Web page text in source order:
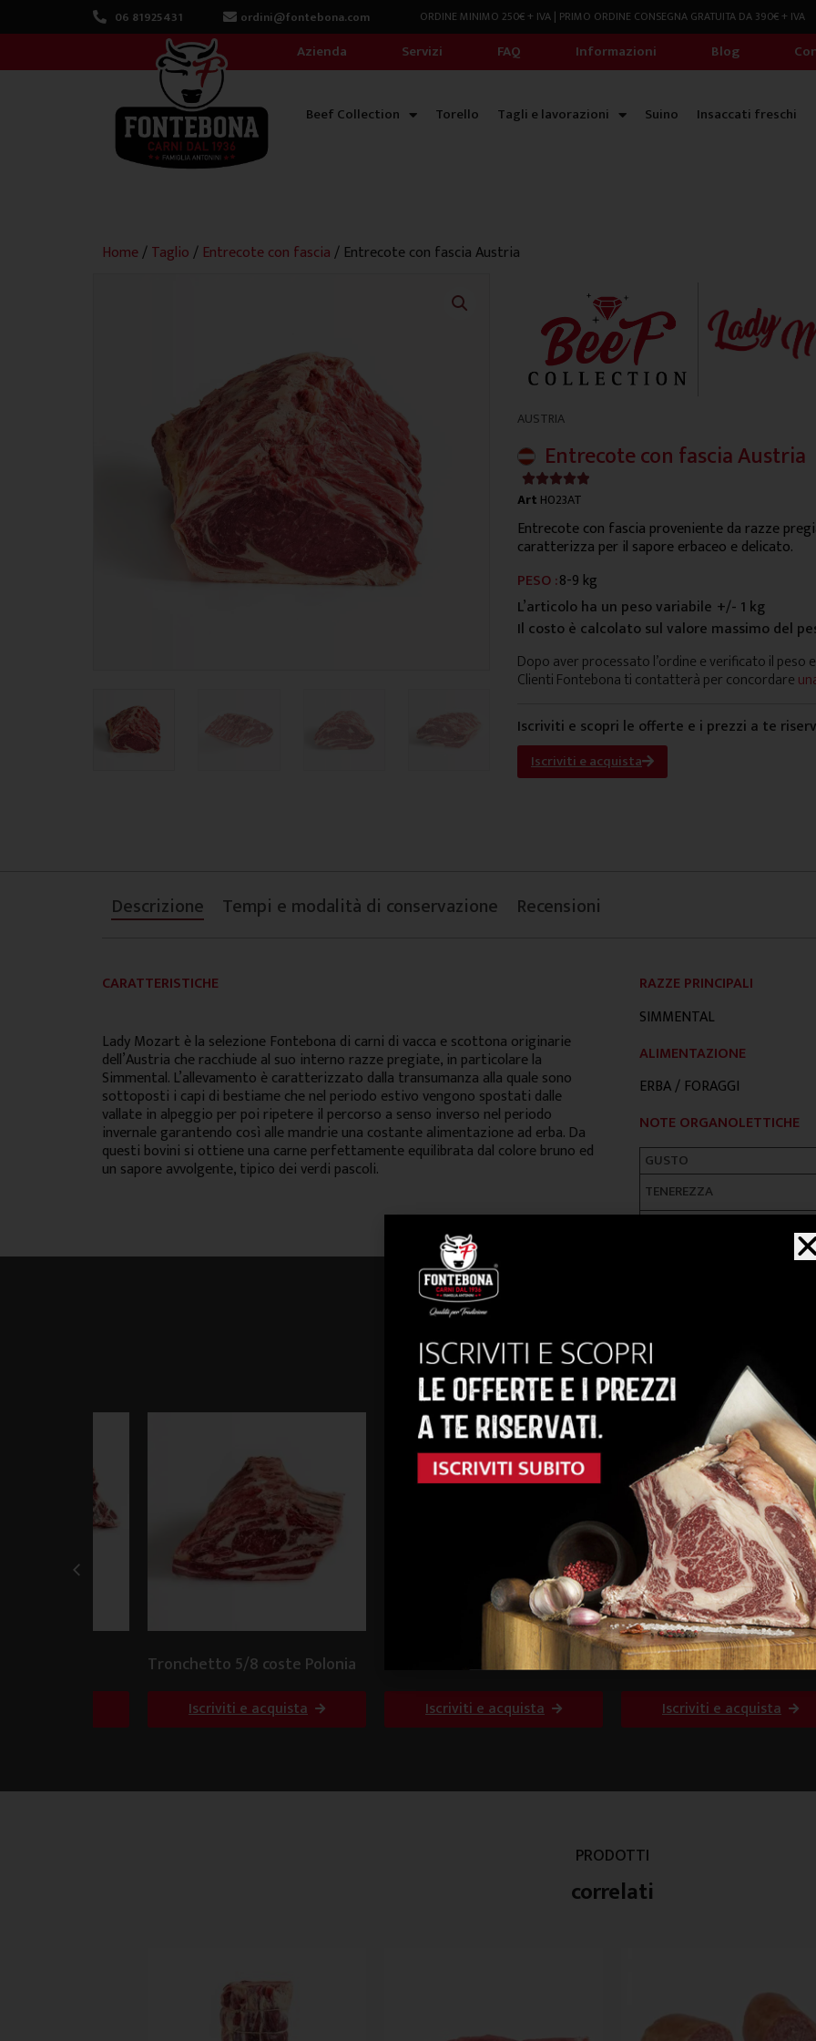
al
06 81925431 ordini@fontebona.com ORDINE MINIMO 250€ + IVA | PRIMO ORDINE CONSEGNA GRATUITA DA 390€ + IVA
Azienda
Servizi FAQ Informazioni Blog
Beef Collection Torello Tagli e lavorazioni Suino Insaccati freschi
Home/Taglio/ Entrecote con fascia/ Entrecote con fascia Austria
AUSTRIA
Entrecote con fascia Austria

Art H023AT
Entrecote con fascia proveniente da razze
caratterizza per il sapore erbaceo e delicato.
PESO :8-9 kg
L’articolo ha un peso variabile +/- 1 kg
Il costo è calcolato sul valore massimo del
Dopo aver processato l’ordine e verificato il peso
Clienti Fontebona ti contatterà per concordare
Iscriviti e scopri le offerte e i prezzi a te
Iscriviti e acquista
Descrizione Tempi e modalità di conservazione Recensioni
CARATTERISTICHE
Lady Mozart è la selezione Fontebona di carni di vacca e scottona originarie
dell’Austria che racchiude al suo interno razze pregiate, in particolare la
Simmental. L’allevamento è caratterizzato dalla transumanza alla quale sono
sottoposti i capi di bestiame che nel periodo estivo vengono spostati dalle
vallate in alpeggio per poi ripetere il percorso a senso inverso nel periodo
invernale garantendo così alle mandrie una costante alimentazione ad erba. Da
questi bovini si ottiene una carne perfettamente equilibrata dal colore bruno ed
un sapore avvolgente, tipico dei verdi pascoli.
RAZZE PRINCIPALI
SIMMENTAL
ALIMENTAZIONE
ERBA / FORAGGI
NOTE ORGANOLETTICHE
GUSTO
TENEREZZA
anche...
Tronchetto 5/8 coste Polonia
Iscriviti e acquista
Tomahawk a fette Germania
Iscriviti e acquista
Tomahawk Rack 5 coste
Iscriviti e acquista
PRODOTTI
correlati